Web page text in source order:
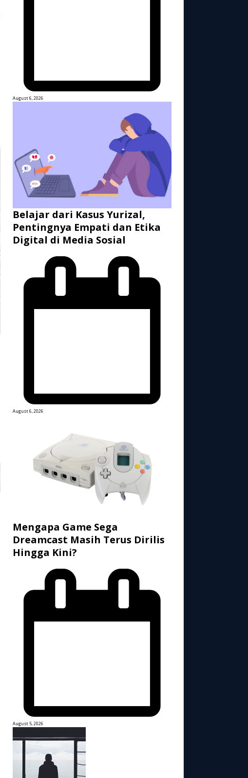
August 6, 2026
Belajar dari Kasus Yurizal,
Pentingnya Empati dan Etika
Digital di Media Sosial
August 6, 2026
Mengapa Game Sega
Dreamcast Masih Terus Dirilis
Hingga Kini?
August 5, 2026